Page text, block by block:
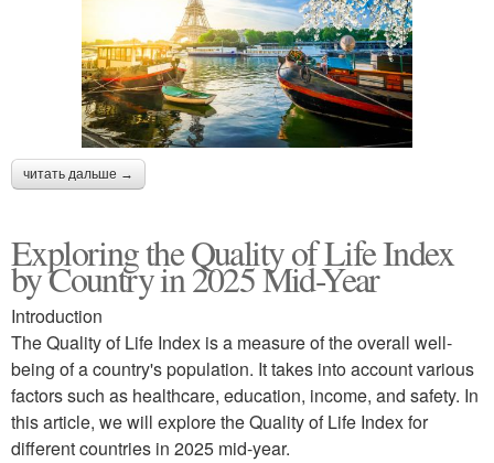
читать дальше →
Exploring the Quality of Life Index
by Country in 2025 Mid-Year
Introduction
The Quality of Life Index is a measure of the overall well-
being of a country's population. It takes into account various
factors such as healthcare, education, income, and safety. In
this article, we will explore the Quality of Life Index for
different countries in 2025 mid-year.